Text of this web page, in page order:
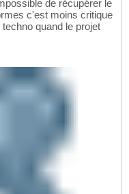
de récupérer le
c'est moins critique
quand le projet